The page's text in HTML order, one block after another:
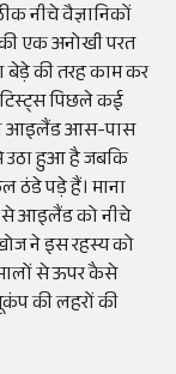
नीचे वैज्ञानिकों
की एक अनोखी परत
बेड़े की तरह काम कर
पिछले कई
आइलैंड आस-पास
हुआ है जबकि
ठंडे पड़े हैं। माना
से आइलैंड को नीचे
ने इस रहस्य को
से ऊपर कैसे
की लहरों की